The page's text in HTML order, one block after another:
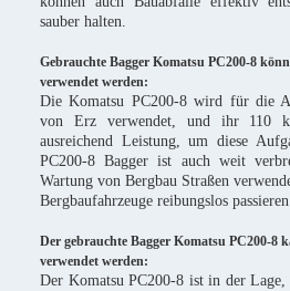
sauber halten.
Gebrauchte Bagger Komatsu PC200-8
verwendet werden:
Die Komatsu PC200-8 wird für die
von Erz verwendet, und ihr 110
ausreichend Leistung, um diese
PC200-8 Bagger ist auch weit
Wartung von Bergbau Straßen
Bergbaufahrzeuge reibungslos
Der gebrauchte Bagger Komatsu PC200-8
verwendet werden:
Der Komatsu PC200-8 ist in der